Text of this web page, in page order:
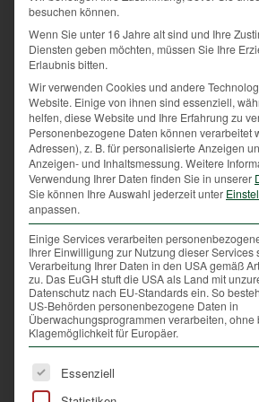
nicht beeinträchtigt wird.
Naturschutzgebiete
In Naturschutzgebieten herrscht
Leinenpflicht für alle Hunde.
Hundebesitzer aufgepasst: Viele
und Tierbesitzer wissen nicht, dass
Jägerinnen und Jäger wildernde
erschießen dürfen. Wenn
vorliegen, ist es ihnen erlaubt,
Halter davon gelaufen sind und
Rufweite im Jagdgebiet, abseits
Wild hetzen zu erschießen. Nur
besuchen können.
Wenn Sie unter 16 Jahre alt sind und Ihre
Diensten geben möchten, müssen Sie Ihre
Erlaubnis bitten.
Wir verwenden Cookies und andere
Website. Einige von ihnen sind essenziell,
helfen, diese Website und Ihre Erfahrung zu
Personenbezogene Daten können verarbeitet
Adressen), z. B. für personalisierte Anzeigen
Anzeigen- und Inhaltsmessung. Weitere
Verwendung Ihrer Daten finden Sie in unserer
Sie können Ihre Auswahl jederzeit unter
anpassen.
Einige Services verarbeiten
Ihrer Einwilligung zur Nutzung dieser Services
Verarbeitung Ihrer Daten in den USA gemäß
zu. Das EuGH stuft die USA als Land mit
Datenschutz nach EU-Standards ein. So
US-Behörden personenbezogene Daten in
Überwachungsprogrammen verarbeiten, ohne
Klagemöglichkeit für Europäer.
Es folgt eine Liste der Service-
Essenziell